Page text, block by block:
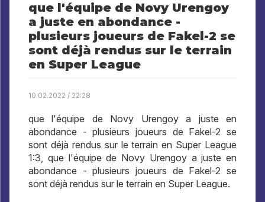
que l'équipe de Novy Urengoy
a juste en abondance -
plusieurs joueurs de Fakel-2 se
sont déjà rendus sur le terrain
en Super League
10.02.2022 / 22:28
que l'équipe de Novy Urengoy a juste en
abondance - plusieurs joueurs de Fakel-2 se
sont déjà rendus sur le terrain en Super League
1:3, que l'équipe de Novy Urengoy a juste en
abondance - plusieurs joueurs de Fakel-2 se
sont déjà rendus sur le terrain en Super League.